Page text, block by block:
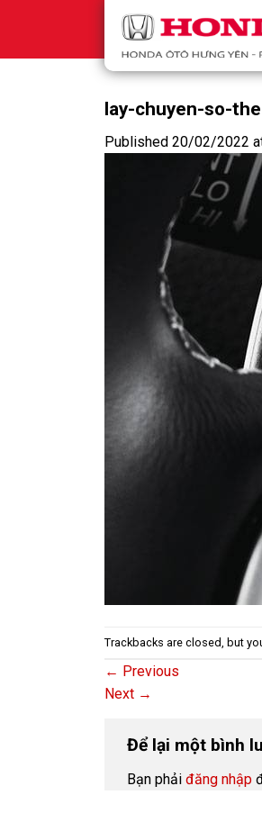
content
lay-chuyen-so-
Published 20/02/2022
Trackbacks are closed, but
← Previous
Next →
Để lại một bình
Bạn phải đăng nhập